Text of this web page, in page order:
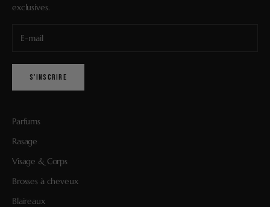
exclusives.
S'INSCRIRE
Parfums
Rasage
Visage & Corps
Brosses à cheveux
Blaireaux